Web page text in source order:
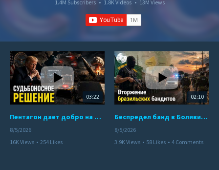
1.4M Subscribers • 1.8K Videos • 13M Views
03:22
Пентагон дает добро на ядерный удар по противникам США
8/5/2026
16K Views • 254 Likes
02:10
Беспредел банд в Боливии. Расправы над наркоторговцами
8/5/2026
3.9K Views • 58 Likes • 4 Comments